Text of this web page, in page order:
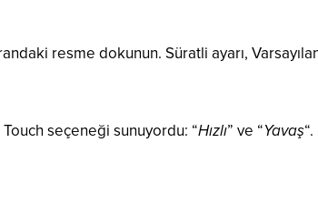
resme dokunun. Süratli ayarı,
Touch seçeneği sunuyordu: “Hızlı” ve “Yavaş